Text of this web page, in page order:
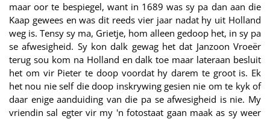
maar oor te bespiegel, want in 1689 was sy pa dan aan die
Kaap gewees en was dit reeds vier jaar nadat hy uit Holland
weg is. Tensy sy ma, Grietje, hom alleen gedoop het, in sy pa
se afwesigheid. Sy kon dalk gewag het dat Janzoon Vroeër
terug sou kom na Holland en dalk toe maar lateraan besluit
het om vir Pieter te doop voordat hy darem te groot is. Ek
het nou nie self die doop inskrywing gesien nie om te kyk of
daar enige aanduiding van die pa se afwesigheid is nie. My
vriendin sal egter vir my 'n fotostaat gaan maak as sy weer